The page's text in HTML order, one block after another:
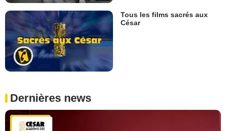
Tous les films sacrés aux
César
Dernières news